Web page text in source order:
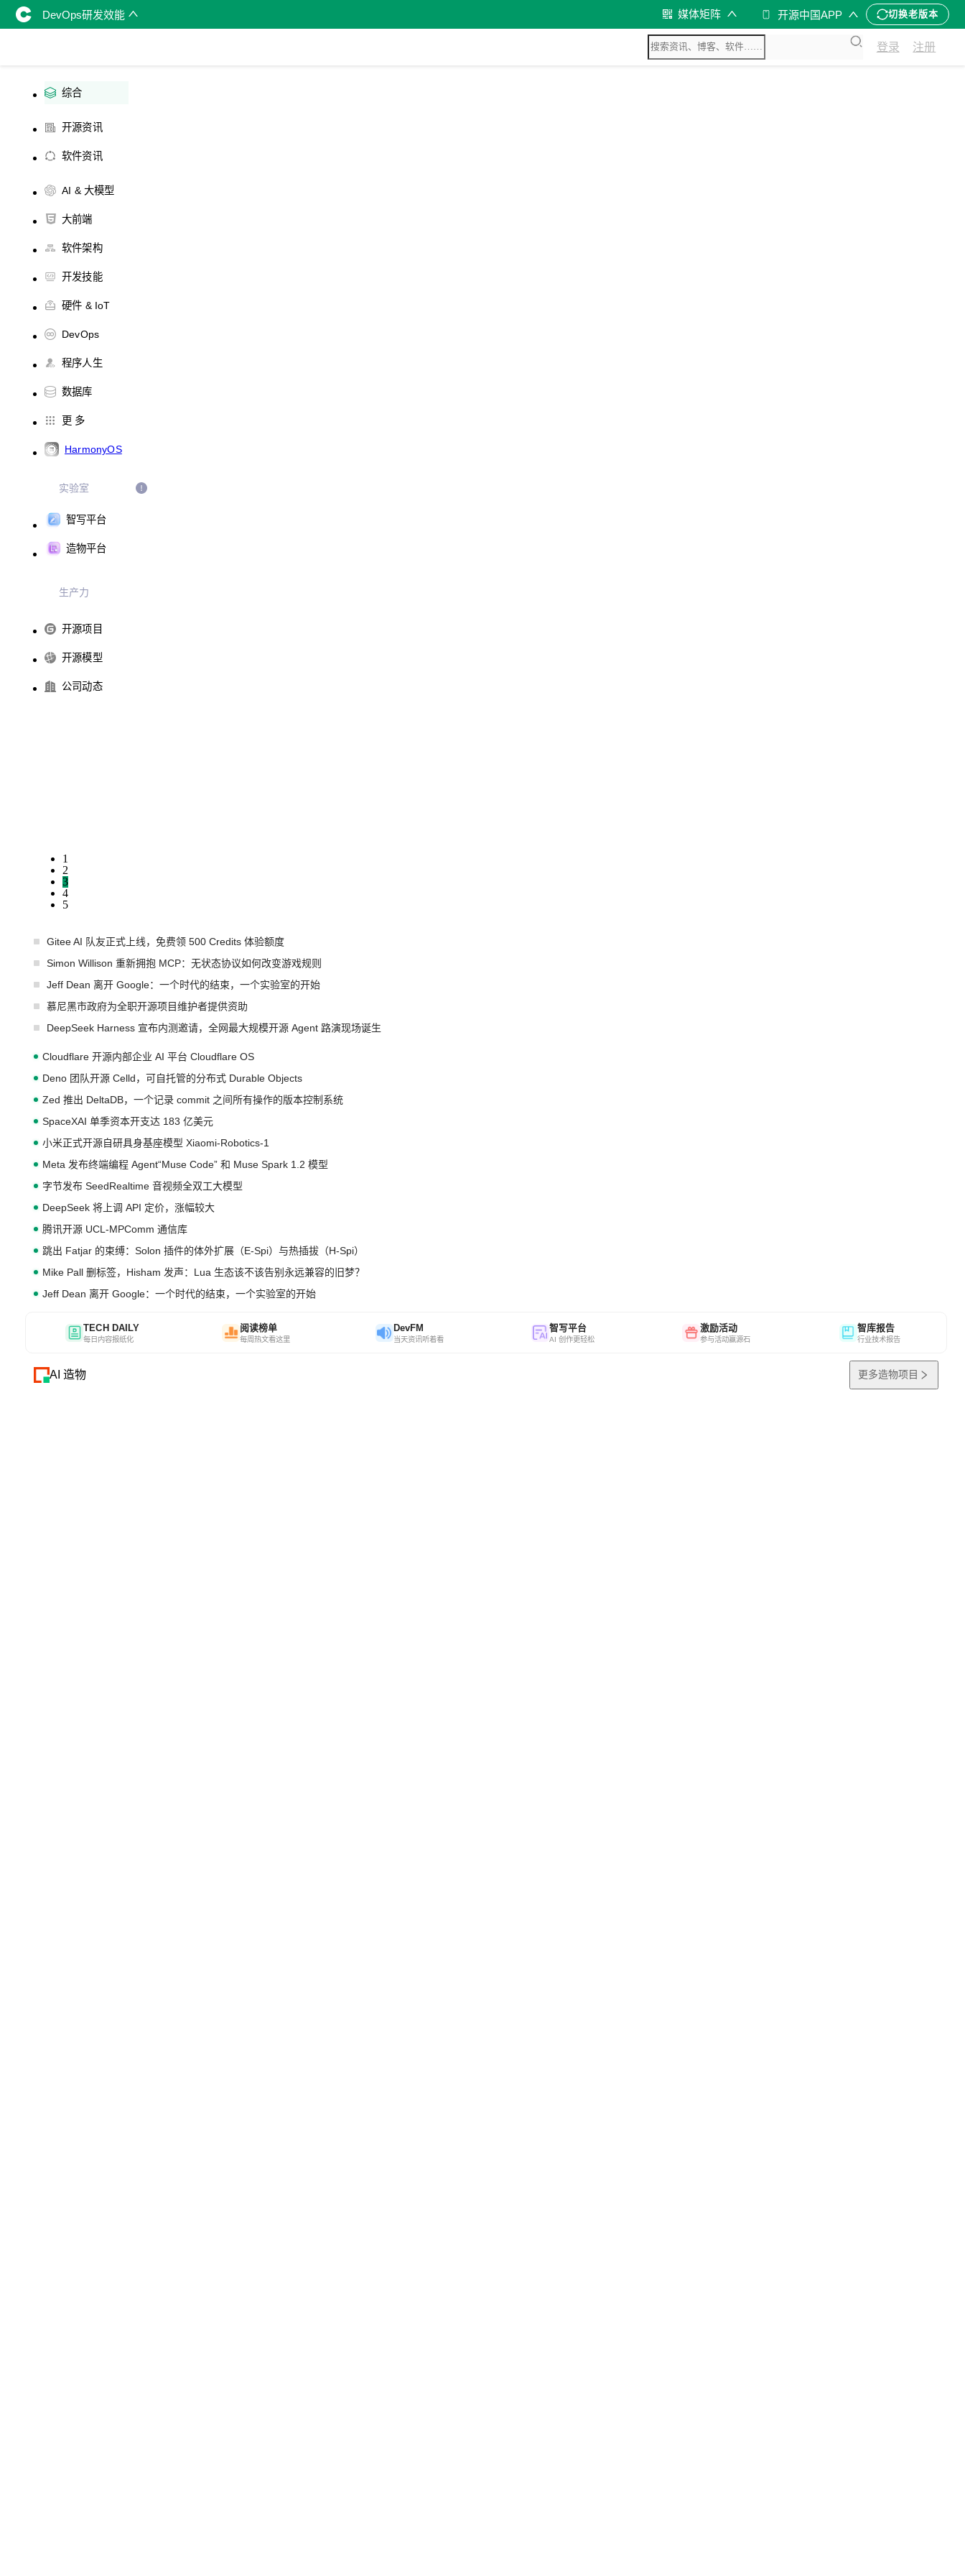
DevOps研发效能 媒体矩阵 开源中国APP 切换老版本
登录 注册
综合
开源资讯
软件资讯
AI & 大模型
大前端
软件架构
开发技能
硬件 & IoT
DevOps
程序人生
数据库
更 多
HarmonyOS
实验室
智写平台
造物平台
生产力
开源项目
开源模型
公司动态
1
2
3
4
5
Gitee AI 队友正式上线，免费领 500 Credits 体验额度
Simon Willison 重新拥抱 MCP：无状态协议如何改变游戏规则
Jeff Dean 离开 Google：一个时代的结束，一个实验室的开始
慕尼黑市政府为全职开源项目维护者提供资助
DeepSeek Harness 宣布内测邀请，全网最大规模开源 Agent 路演现场诞生
Cloudflare 开源内部企业 AI 平台 Cloudflare OS
Deno 团队开源 Celld，可自托管的分布式 Durable Objects
Zed 推出 DeltaDB，一个记录 commit 之间所有操作的版本控制系统
SpaceXAI 单季资本开支达 183 亿美元
小米正式开源自研具身基座模型 Xiaomi-Robotics-1
Meta 发布终端编程 Agent“Muse Code” 和 Muse Spark 1.2 模型
字节发布 SeedRealtime 音视频全双工大模型
DeepSeek 将上调 API 定价，涨幅较大
腾讯开源 UCL-MPComm 通信库
跳出 Fatjar 的束缚：Solon 插件的体外扩展（E-Spi）与热插拔（H-Spi）
Mike Pall 删标签，Hisham 发声：Lua 生态该不该告别永远兼容的旧梦？
Jeff Dean 离开 Google：一个时代的结束，一个实验室的开始
TECH DAILY
每日内容报纸化
阅读榜单
每周热文看这里
DevFM
当天资讯听着看
智写平台
AI 创作更轻松
激励活动
参与活动赢源石
智库报告
行业技术报告
AI 造物 更多造物项目